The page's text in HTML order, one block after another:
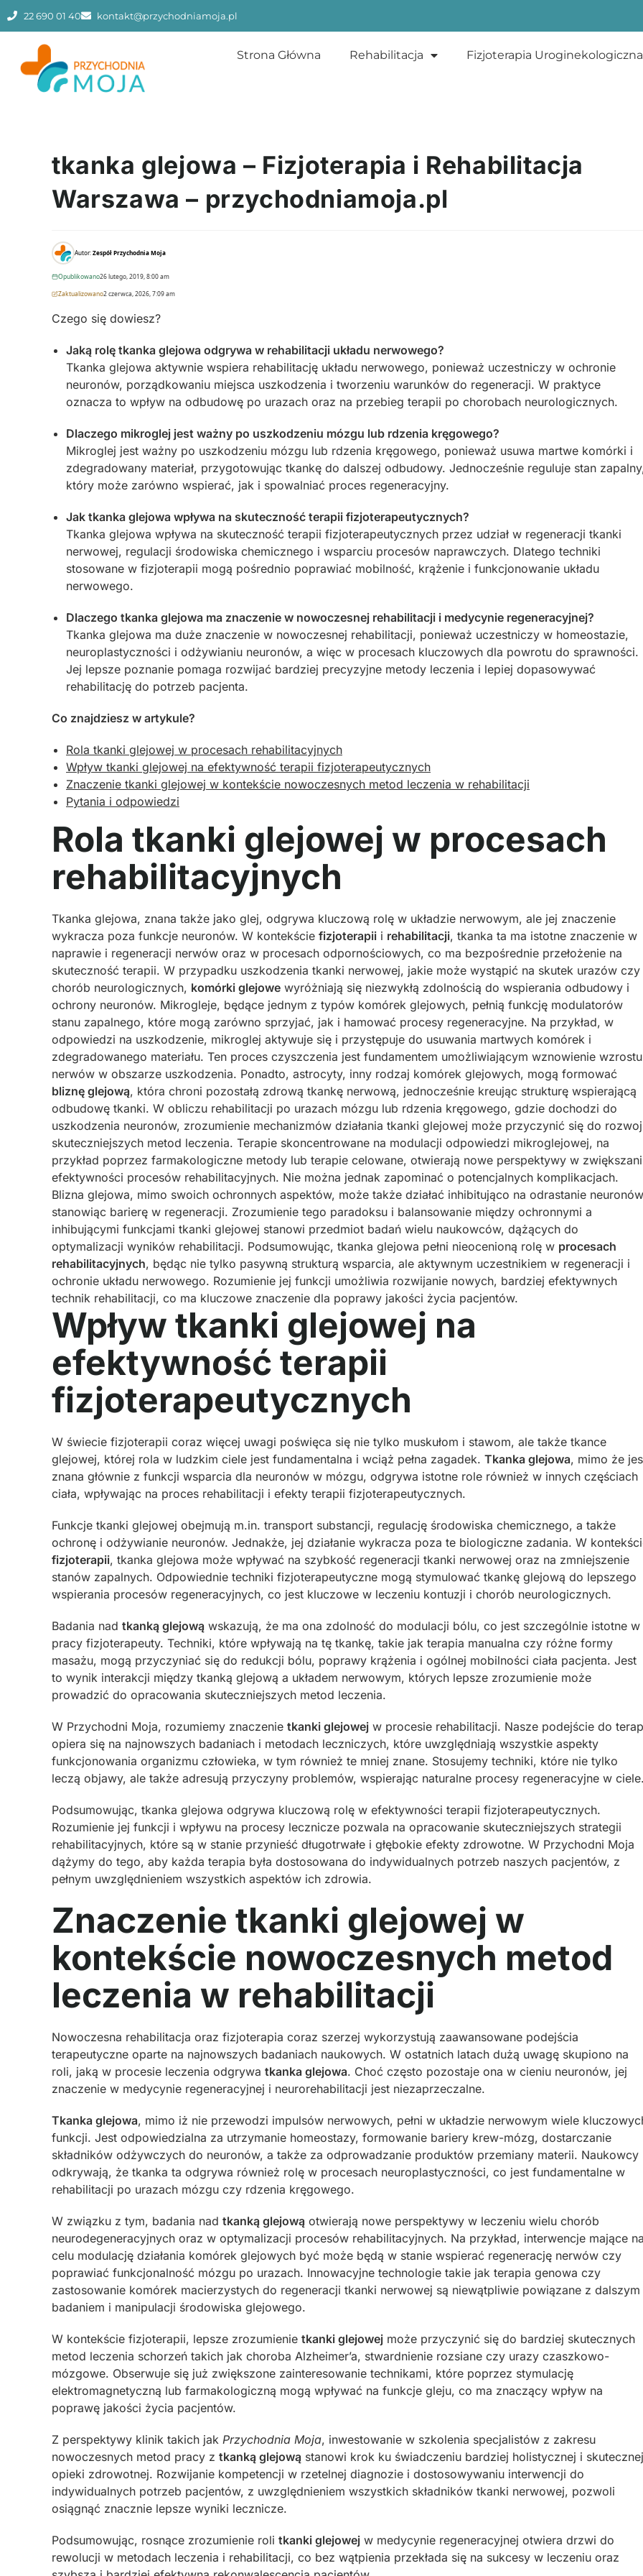
22 690 01 40 kontakt@przychodniamoja.pl
Strona Główna Rehabilitacja Fizjoterapia Uroginekologiczna
tkanka glejowa – Fizjoterapia i Rehabilitacja
Warszawa – przychodniamoja.pl
Autor:Zespół Przychodnia Moja
Opublikowano26 lutego, 2019, 8:00 am
Zaktualizowano2 czerwca, 2026, 7:09 am
Czego się dowiesz?
Jaką rolę tkanka glejowa odgrywa w rehabilitacji układu nerwowego?
Tkanka glejowa aktywnie wspiera rehabilitację układu nerwowego, ponieważ uczestniczy w ochronie
neuronów, porządkowaniu miejsca uszkodzenia i tworzeniu warunków do regeneracji. W praktyce
oznacza to wpływ na odbudowę po urazach oraz na przebieg terapii po chorobach neurologicznych.
Dlaczego mikroglej jest ważny po uszkodzeniu mózgu lub rdzenia kręgowego?
Mikroglej jest ważny po uszkodzeniu mózgu lub rdzenia kręgowego, ponieważ usuwa martwe komórki i
zdegradowany materiał, przygotowując tkankę do dalszej odbudowy. Jednocześnie reguluje stan
który może zarówno wspierać, jak i spowalniać proces regeneracyjny.
Jak tkanka glejowa wpływa na skuteczność terapii fizjoterapeutycznych?
Tkanka glejowa wpływa na skuteczność terapii fizjoterapeutycznych przez udział w regeneracji tkanki
nerwowej, regulacji środowiska chemicznego i wsparciu procesów naprawczych. Dlatego techniki
stosowane w fizjoterapii mogą pośrednio poprawiać mobilność, krążenie i funkcjonowanie układu
nerwowego.
Dlaczego tkanka glejowa ma znaczenie w nowoczesnej rehabilitacji i medycynie regeneracyjnej?
Tkanka glejowa ma duże znaczenie w nowoczesnej rehabilitacji, ponieważ uczestniczy w homeostazie,
neuroplastyczności i odżywianiu neuronów, a więc w procesach kluczowych dla powrotu do sprawności.
Jej lepsze poznanie pomaga rozwijać bardziej precyzyjne metody leczenia i lepiej dopasowywać
rehabilitację do potrzeb pacjenta.
Co znajdziesz w artykule?
Rola tkanki glejowej w procesach rehabilitacyjnych
Wpływ tkanki glejowej na efektywność terapii fizjoterapeutycznych
Znaczenie tkanki glejowej w kontekście nowoczesnych metod leczenia w rehabilitacji
Pytania i odpowiedzi
Rola tkanki glejowej w procesach
rehabilitacyjnych
Tkanka glejowa, znana także jako glej, odgrywa kluczową rolę w układzie nerwowym, ale jej znaczenie
wykracza poza funkcje neuronów. W kontekście fizjoterapii i rehabilitacji, tkanka ta ma istotne znaczenie w
naprawie i regeneracji nerwów oraz w procesach odpornościowych, co ma bezpośrednie przełożenie na
skuteczność terapii. W przypadku uszkodzenia tkanki nerwowej, jakie może wystąpić na skutek urazów czy
chorób neurologicznych, komórki glejowe wyróżniają się niezwykłą zdolnością do wspierania odbudowy i
ochrony neuronów. Mikrogleje, będące jednym z typów komórek glejowych, pełnią funkcję modulatorów
stanu zapalnego, które mogą zarówno sprzyjać, jak i hamować procesy regeneracyjne. Na przykład, w
odpowiedzi na uszkodzenie, mikroglej aktywuje się i przystępuje do usuwania martwych komórek i
zdegradowanego materiału. Ten proces czyszczenia jest fundamentem umożliwiającym wznowienie wzrostu
nerwów w obszarze uszkodzenia. Ponadto, astrocyty, inny rodzaj komórek glejowych, mogą formować
bliznę glejową, która chroni pozostałą zdrową tkankę nerwową, jednocześnie kreując strukturę wspierającą
odbudowę tkanki. W obliczu rehabilitacji po urazach mózgu lub rdzenia kręgowego, gdzie dochodzi do
uszkodzenia neuronów, zrozumienie mechanizmów działania tkanki glejowej może przyczynić się do
skuteczniejszych metod leczenia. Terapie skoncentrowane na modulacji odpowiedzi mikroglejowej, na
przykład poprzez farmakologiczne metody lub terapie celowane, otwierają nowe perspektywy w
efektywności procesów rehabilitacyjnych. Nie można jednak zapominać o potencjalnych komplikacjach.
Blizna glejowa, mimo swoich ochronnych aspektów, może także działać inhibitująco na odrastanie
stanowiąc barierę w regeneracji. Zrozumienie tego paradoksu i balansowanie między ochronnymi a
inhibującymi funkcjami tkanki glejowej stanowi przedmiot badań wielu naukowców, dążących do
optymalizacji wyników rehabilitacji. Podsumowując, tkanka glejowa pełni nieocenioną rolę w procesach
rehabilitacyjnych, będąc nie tylko pasywną strukturą wsparcia, ale aktywnym uczestnikiem w regeneracji i
ochronie układu nerwowego. Rozumienie jej funkcji umożliwia rozwijanie nowych, bardziej efektywnych
technik rehabilitacji, co ma kluczowe znaczenie dla poprawy jakości życia pacjentów.
Wpływ tkanki glejowej na
efektywność terapii
fizjoterapeutycznych
W świecie fizjoterapii coraz więcej uwagi poświęca się nie tylko muskułom i stawom, ale także tkance
glejowej, której rola w ludzkim ciele jest fundamentalna i wciąż pełna zagadek. Tkanka glejowa, mimo że
znana głównie z funkcji wsparcia dla neuronów w mózgu, odgrywa istotne role również w innych częściach
ciała, wpływając na proces rehabilitacji i efekty terapii fizjoterapeutycznych.
Funkcje tkanki glejowej obejmują m.in. transport substancji, regulację środowiska chemicznego, a także
ochronę i odżywianie neuronów. Jednakże, jej działanie wykracza poza te biologiczne zadania. W
fizjoterapii, tkanka glejowa może wpływać na szybkość regeneracji tkanki nerwowej oraz na zmniejszenie
stanów zapalnych. Odpowiednie techniki fizjoterapeutyczne mogą stymulować tkankę glejową do lepszego
wspierania procesów regeneracyjnych, co jest kluczowe w leczeniu kontuzji i chorób neurologicznych.
Badania nad tkanką glejową wskazują, że ma ona zdolność do modulacji bólu, co jest szczególnie istotne w
pracy fizjoterapeuty. Techniki, które wpływają na tę tkankę, takie jak terapia manualna czy różne formy
masażu, mogą przyczyniać się do redukcji bólu, poprawy krążenia i ogólnej mobilności ciała pacjenta. Jest
to wynik interakcji między tkanką glejową a układem nerwowym, których lepsze zrozumienie może
prowadzić do opracowania skuteczniejszych metod leczenia.
W Przychodni Moja, rozumiemy znaczenie tkanki glejowej w procesie rehabilitacji. Nasze podejście do
opiera się na najnowszych badaniach i metodach leczniczych, które uwzględniają wszystkie aspekty
funkcjonowania organizmu człowieka, w tym również te mniej znane. Stosujemy techniki, które nie tylko
leczą objawy, ale także adresują przyczyny problemów, wspierając naturalne procesy regeneracyjne w
Podsumowując, tkanka glejowa odgrywa kluczową rolę w efektywności terapii fizjoterapeutycznych.
Rozumienie jej funkcji i wpływu na procesy lecznicze pozwala na opracowanie skuteczniejszych strategii
rehabilitacyjnych, które są w stanie przynieść długotrwałe i głębokie efekty zdrowotne. W Przychodni Moja
dążymy do tego, aby każda terapia była dostosowana do indywidualnych potrzeb naszych pacjentów, z
pełnym uwzględnieniem wszystkich aspektów ich zdrowia.
Znaczenie tkanki glejowej w
kontekście nowoczesnych metod
leczenia w rehabilitacji
Nowoczesna rehabilitacja oraz fizjoterapia coraz szerzej wykorzystują zaawansowane podejścia
terapeutyczne oparte na najnowszych badaniach naukowych. W ostatnich latach dużą uwagę skupiono na
roli, jaką w procesie leczenia odgrywa tkanka glejowa. Choć często pozostaje ona w cieniu neuronów, jej
znaczenie w medycynie regeneracyjnej i neurorehabilitacji jest niezaprzeczalne.
Tkanka glejowa, mimo iż nie przewodzi impulsów nerwowych, pełni w układzie nerwowym wiele
funkcji. Jest odpowiedzialna za utrzymanie homeostazy, formowanie bariery krew-mózg, dostarczanie
składników odżywczych do neuronów, a także za odprowadzanie produktów przemiany materii. Naukowcy
odkrywają, że tkanka ta odgrywa również rolę w procesach neuroplastyczności, co jest fundamentalne w
rehabilitacji po urazach mózgu czy rdzenia kręgowego.
W związku z tym, badania nad tkanką glejową otwierają nowe perspektywy w leczeniu wielu chorób
neurodegeneracyjnych oraz w optymalizacji procesów rehabilitacyjnych. Na przykład, interwencje mające
celu modulację działania komórek glejowych być może będą w stanie wspierać regenerację nerwów czy
poprawiać funkcjonalność mózgu po urazach. Innowacyjne technologie takie jak terapia genowa czy
zastosowanie komórek macierzystych do regeneracji tkanki nerwowej są niewątpliwie powiązane z dalszym
badaniem i manipulacji środowiska glejowego.
W kontekście fizjoterapii, lepsze zrozumienie tkanki glejowej może przyczynić się do bardziej skutecznych
metod leczenia schorzeń takich jak choroba Alzheimer’a, stwardnienie rozsiane czy urazy czaszkowo-
mózgowe. Obserwuje się już zwiększone zainteresowanie technikami, które poprzez stymulację
elektromagnetyczną lub farmakologiczną mogą wpływać na funkcje gleju, co ma znaczący wpływ na
poprawę jakości życia pacjentów.
Z perspektywy klinik takich jak Przychodnia Moja, inwestowanie w szkolenia specjalistów z zakresu
nowoczesnych metod pracy z tkanką glejową stanowi krok ku świadczeniu bardziej holistycznej i skutecznej
opieki zdrowotnej. Rozwijanie kompetencji w rzetelnej diagnozie i dostosowywaniu interwencji do
indywidualnych potrzeb pacjentów, z uwzględnieniem wszystkich składników tkanki nerwowej, pozwoli
osiągnąć znacznie lepsze wyniki lecznicze.
Podsumowując, rosnące zrozumienie roli tkanki glejowej w medycynie regeneracyjnej otwiera drzwi do
rewolucji w metodach leczenia i rehabilitacji, co bez wątpienia przekłada się na sukcesy w leczeniu oraz